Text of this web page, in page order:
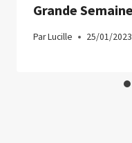
Grande
ParLucille 25/01/2023